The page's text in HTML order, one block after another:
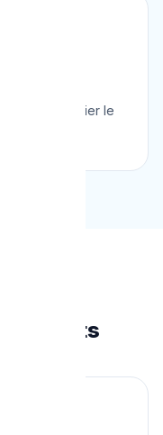
Le plombier le
Clients